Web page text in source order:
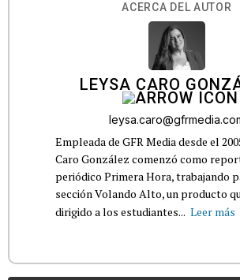
ACERCA DEL AUTOR
LEYSA CARO
Empleada de GFR Media desde el
Caro González comenzó como
periódico Primera Hora, trabajando
sección Volando Alto, un producto
dirigido a los estudiantes... Leer más